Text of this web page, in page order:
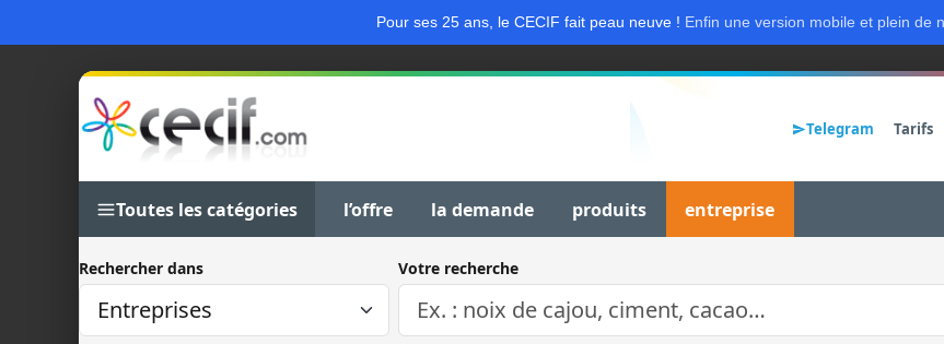
Pour ses 25 ans, le CECIF fait peau neuve ! Enfin une version mobile et plein de
Telegram Tarifs
Toutes les catégories l’offre la demande produits entreprise
Rechercher dans Votre recherche